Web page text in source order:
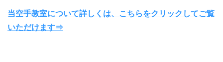
当空手教室について詳しくは、こちらをクリックしてご覧
いただけます⇒